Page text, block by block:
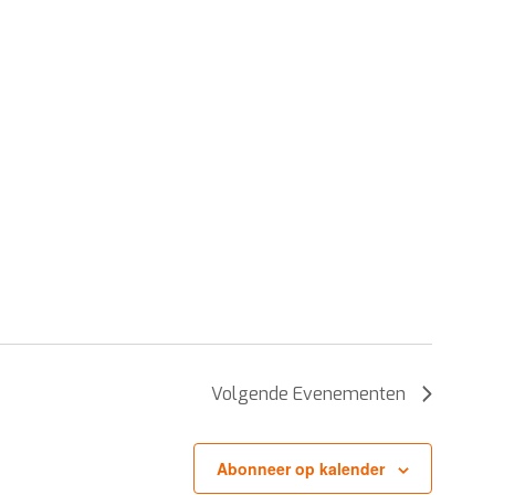
Volgende Evenementen
Abonneer op kalender